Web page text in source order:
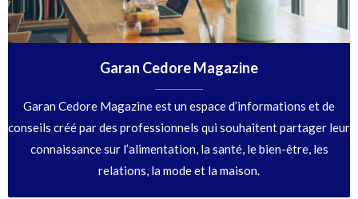
Garan Cedore Magazine
Garan Cedore Magazine est un espace d’informations et de
conseils créé par des professionnels qui souhaitent partager leur
connaissance sur l’alimentation, la santé, le bien-être, les
relations, la mode et la maison.